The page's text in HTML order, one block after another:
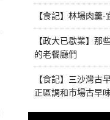
【食記】林場肉羹
【政大已歇業】那
的老餐廳們
【食記】三沙灣古
正區調和市場古早